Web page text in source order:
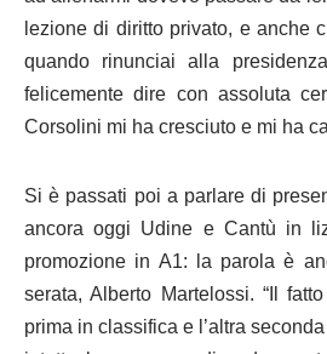
lezione di diritto privato, e anche
quando rinunciai alla
felicemente dire con assoluta
Corsolini mi ha cresciuto e mi ha
Si è passati poi a parlare di
ancora oggi Udine e Cantù in
promozione in A1: la parola è
serata, Alberto Martelossi. “Il
prima in classifica e l’altra